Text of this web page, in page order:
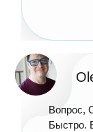
Вопрос,
Быстро.